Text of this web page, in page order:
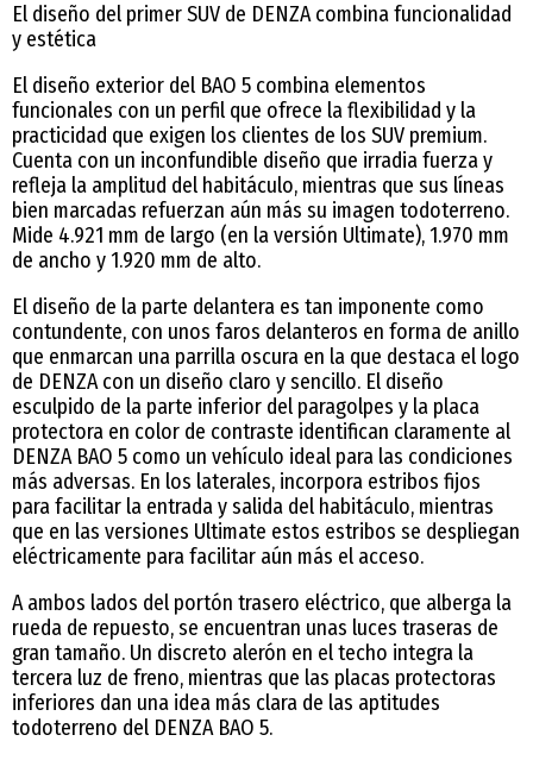
El diseño del primer SUV de DENZA combina funcionalidad
y estética
El diseño exterior del BAO 5 combina elementos
funcionales con un perfil que ofrece la flexibilidad y la
practicidad que exigen los clientes de los SUV premium.
Cuenta con un inconfundible diseño que irradia fuerza y
refleja la amplitud del habitáculo, mientras que sus líneas
bien marcadas refuerzan aún más su imagen todoterreno.
Mide 4.921 mm de largo (en la versión Ultimate), 1.970 mm
de ancho y 1.920 mm de alto.
El diseño de la parte delantera es tan imponente como
contundente, con unos faros delanteros en forma de anillo
que enmarcan una parrilla oscura en la que destaca el logo
de DENZA con un diseño claro y sencillo. El diseño
esculpido de la parte inferior del paragolpes y la placa
protectora en color de contraste identifican claramente al
DENZA BAO 5 como un vehículo ideal para las condiciones
más adversas. En los laterales, incorpora estribos fijos
para facilitar la entrada y salida del habitáculo, mientras
que en las versiones Ultimate estos estribos se despliegan
eléctricamente para facilitar aún más el acceso.
A ambos lados del portón trasero eléctrico, que alberga la
rueda de repuesto, se encuentran unas luces traseras de
gran tamaño. Un discreto alerón en el techo integra la
tercera luz de freno, mientras que las placas protectoras
inferiores dan una idea más clara de las aptitudes
todoterreno del DENZA BAO 5.